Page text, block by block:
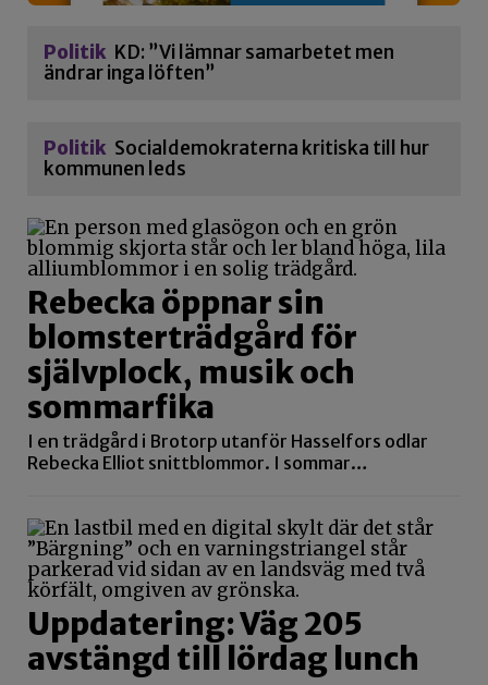
Politik KD: ”Vi lämnar samarbetet men
ändrar inga löften”
Politik Socialdemokraterna kritiska till hur
kommunen leds
Rebecka öppnar sin
blomsterträdgård för
självplock, musik och
sommarfika
I en trädgård i Brotorp utanför Hasselfors odlar
Rebecka Elliot snittblommor. I sommar…
Uppdatering: Väg 205
avstängd till lördag lunch